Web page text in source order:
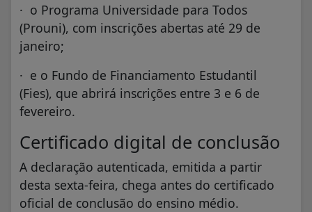
· o Programa Universidade para Todos
(Prouni), com inscrições abertas até 29 de
janeiro;
· e o Fundo de Financiamento Estudantil
(Fies), que abrirá inscrições entre 3 e 6 de
fevereiro.
Certificado digital de conclusão
A declaração autenticada, emitida a partir
desta sexta-feira, chega antes do certificado
oficial de conclusão do ensino médio.